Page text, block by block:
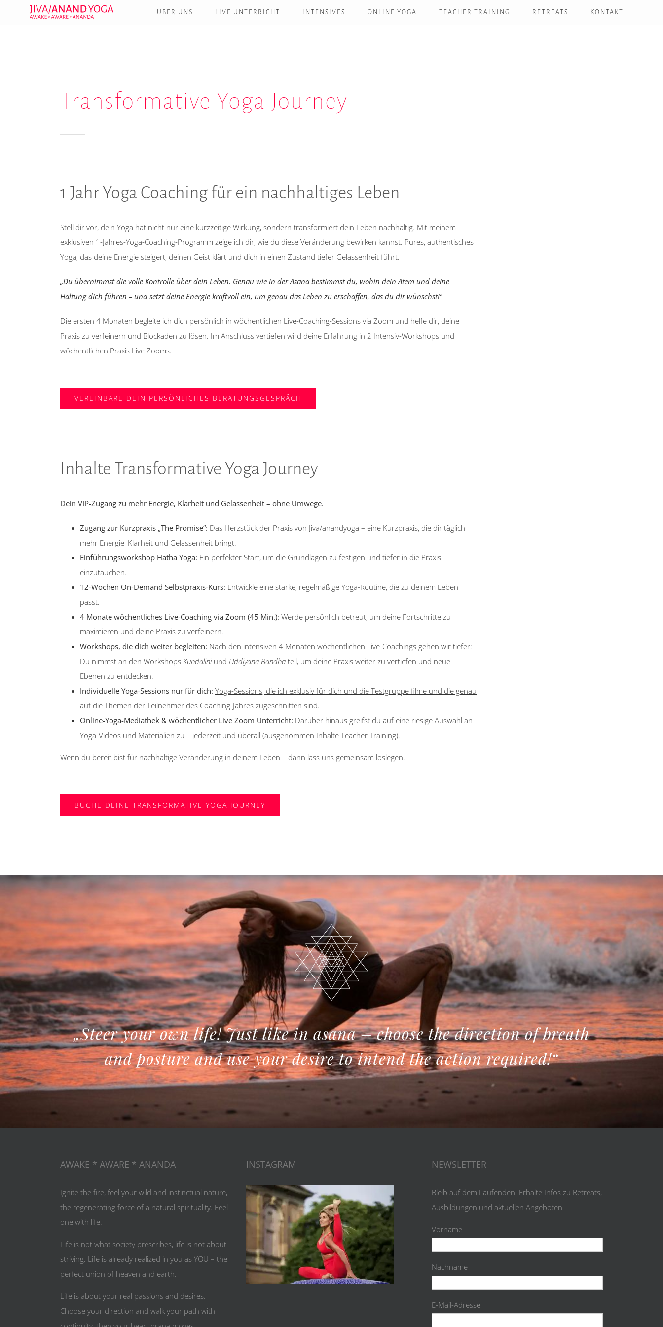
ÜBER UNS LIVE UNTERRICHT INTENSIVES ONLINE YOGA TEACHER TRAINING RETREATS KONTAKT
Transformative Yoga Journey
1 Jahr Yoga Coaching für ein nachhaltiges Leben
Stell dir vor, dein Yoga hat nicht nur eine kurzzeitige Wirkung, sondern transformiert dein Leben nachhaltig. Mit meinem
exklusiven 1-Jahres-Yoga-Coaching-Programm zeige ich dir, wie du diese Veränderung bewirken kannst. Pures, authentisches
Yoga, das deine Energie steigert, deinen Geist klärt und dich in einen Zustand tiefer Gelassenheit führt.
„Du übernimmst die volle Kontrolle über dein Leben. Genau wie in der Asana bestimmst du, wohin dein Atem und deine
Haltung dich führen – und setzt deine Energie kraftvoll ein, um genau das Leben zu erschaffen, das du dir wünschst!“
Die ersten 4 Monaten begleite ich dich persönlich in wöchentlichen Live-Coaching-Sessions via Zoom und helfe dir, deine
Praxis zu verfeinern und Blockaden zu lösen. Im Anschluss vertiefen wird deine Erfahrung in 2 Intensiv-Workshops und
wöchentlichen Praxis Live Zooms.
VEREINBARE DEIN PERSÖNLICHES BERATUNGSGESPRÄCH
Inhalte Transformative Yoga Journey
Dein VIP-Zugang zu mehr Energie, Klarheit und Gelassenheit – ohne Umwege.
Zugang zur Kurzpraxis „The Promise“: Das Herzstück der Praxis von Jiva/anandyoga – eine Kurzpraxis, die dir täglich
mehr Energie, Klarheit und Gelassenheit bringt.
Einführungsworkshop Hatha Yoga: Ein perfekter Start, um die Grundlagen zu festigen und tiefer in die Praxis
einzutauchen.
12-Wochen On-Demand Selbstpraxis-Kurs: Entwickle eine starke, regelmäßige Yoga-Routine, die zu deinem Leben
passt.
4 Monate wöchentliches Live-Coaching via Zoom (45 Min.): Werde persönlich betreut, um deine Fortschritte zu
maximieren und deine Praxis zu verfeinern.
Workshops, die dich weiter begleiten: Nach den intensiven 4 Monaten wöchentlichen Live-Coachings gehen wir tiefer:
Du nimmst an den Workshops Kundaliniund Uddiyana Bandha teil, um deine Praxis weiter zu vertiefen und neue
Ebenen zu entdecken.
Individuelle Yoga-Sessions nur für dich: Yoga-Sessions, die ich exklusiv für dich und die Testgruppe filme und die genau
auf die Themen der Teilnehmer des Coaching-Jahres zugeschnitten sind.
Online-Yoga-Mediathek & wöchentlicher Live Zoom Unterricht: Darüber hinaus greifst du auf eine riesige Auswahl an
Yoga-Videos und Materialien zu – jederzeit und überall (ausgenommen Inhalte Teacher Training).
Wenn du bereit bist für nachhaltige Veränderung in deinem Leben – dann lass uns gemeinsam loslegen.
BUCHE DEINE TRANSFORMATIVE YOGA JOURNEY
„Steer your own life! Just like in asana – choose the direction of breath
and posture and use your desire to intend the action required!“
AWAKE * AWARE * ANANDA
Ignite the fire, feel your wild and instinctual nature,
the regenerating force of a natural spirituality. Feel
one with life.
Life is not what society prescribes, life is not about
striving. Life is already realized in you as YOU – the
perfect union of heaven and earth.
Life is about your real passions and desires.
Choose your direction and walk your path with
INSTAGRAM NEWSLETTER
Bleib auf dem Laufenden! Erhalte Infos zu Retreats,
Ausbildungen und aktuellen Angeboten
Vorname
Nachname
E-Mail-Adresse